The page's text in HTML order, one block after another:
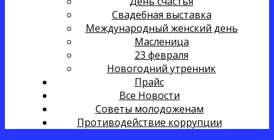
Свадебная выставка
Международный женский день
Масленица
23 февраля
Новогодний утренник
Прайс
Все Новости
Советы молодоженам
Противодействие коррупции